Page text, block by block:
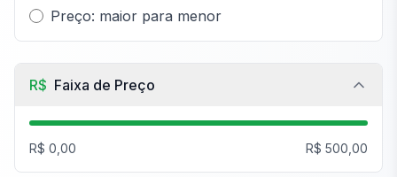
Preço: maior para menor
R$ Faixa de Preço
R$ 0,00 R$ 500,00